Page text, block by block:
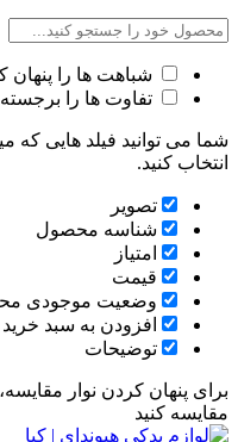
شباهت ها را پنهان
تفاوت ها را برجسته
شما می توانید فیلد هایی که
انتخاب کنید.
تصویر
شناسه محصول
امتیاز
قیمت
وضعیت موجودی
افزودن به سبد خرید
توضیحات
برای پنهان کردن نوار
مقایسه کنید